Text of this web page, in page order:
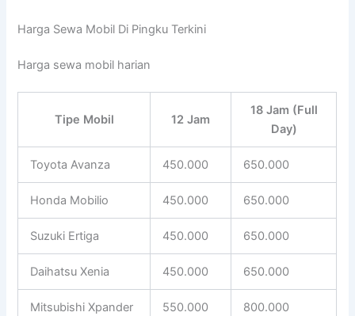
Harga Sewa Mobil Di Pingku Terkini
Harga sewa mobil harian
Tipe Mobil 12 Jam
18 Jam (Full
Day)
Toyota Avanza 450.000 650.000
Honda Mobilio 450.000 650.000
Suzuki Ertiga 450.000 650.000
Daihatsu Xenia 450.000 650.000
Mitsubishi Xpander 550.000 800.000